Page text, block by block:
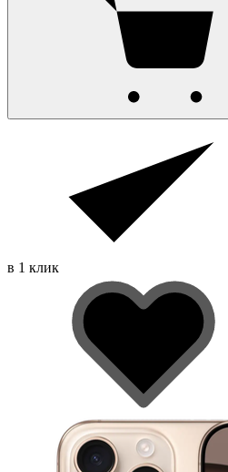
в 1 клик